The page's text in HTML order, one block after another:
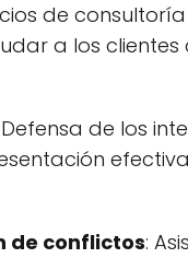
de
a los clientes
de los
de conflictos: